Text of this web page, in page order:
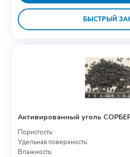
БЫСТРЫЙ
Активированный уголь
Пористость:
Удельная поверхность:
Влажность: